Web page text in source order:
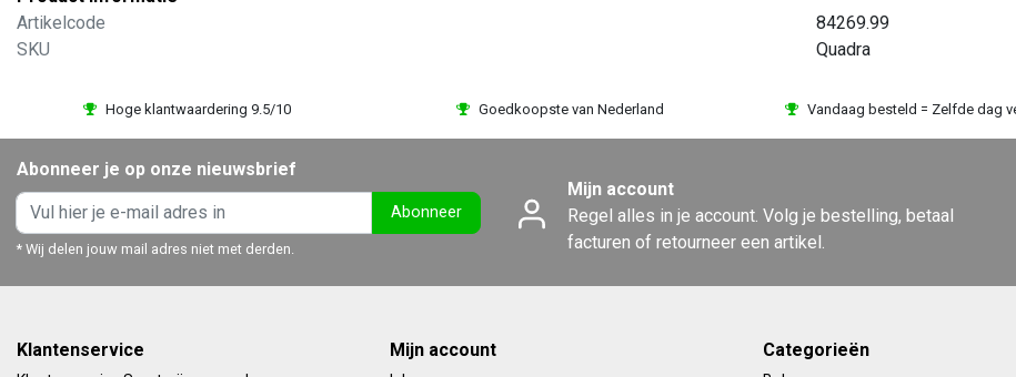
Artikelcode
84269.99
SKU
Quadra
Hoge klantwaardering 9.5/10 Goedkoopste van Nederland Vandaag besteld = Zelfde dag
Abonneer je op onze nieuwsbrief
Abonneer
* Wij delen jouw mail adres niet met derden.
Mijn account
Regel alles in je account. Volg je bestelling, betaal
facturen of retourneer een artikel.
Klantenservice Mijn account Categorieën